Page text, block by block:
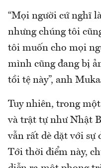
“Mọi người cứ nghĩ
nhưng chúng tôi
tôi muốn cho mọi
mình cũng đang bị
tồi tệ này”, anh
Tuy nhiên, trong
và trật tự như Nhật
vẫn rất dè dặt với sự
Tới thời điểm này,